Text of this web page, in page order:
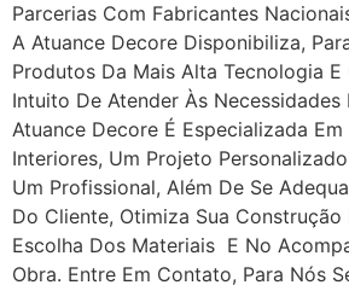
Parcerias Com Fabricantes
A Atuance Decore Disponibiliza,
Produtos Da Mais Alta Tecnologia E
Intuito De Atender Às Necessidades
Atuance Decore É Especializada
Interiores, Um Projeto
Um Profissional, Além De Se
Do Cliente, Otimiza Sua Construção
Escolha Dos Materiais E No
Obra. Entre Em Contato, Para Nós